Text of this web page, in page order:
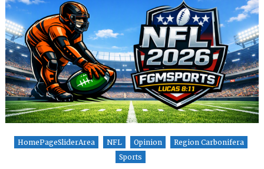
HomePageSliderArea NFL Opinion
Region Carbonifera
Sports